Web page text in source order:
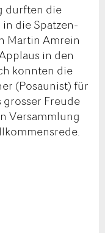
durften die
die Spatzen-
Martin Amrein
in den
konnten die
(Posaunist) für
Freude
Versammlung